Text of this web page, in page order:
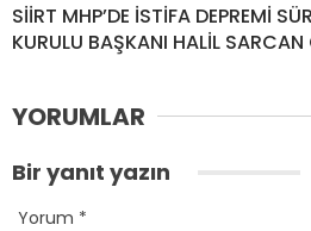
SİİRT MHP’DE İSTİFA DEPREMİ
KURULU BAŞKANI HALİL SARCAN
YORUMLAR
Bir yanıt yazın
Yorum *